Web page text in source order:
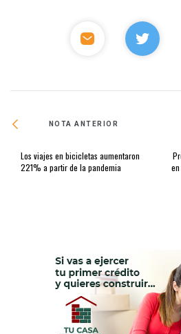
NOTA ANTERIOR
Los viajes en bicicletas aumentaron
221% a partir de la pandemia